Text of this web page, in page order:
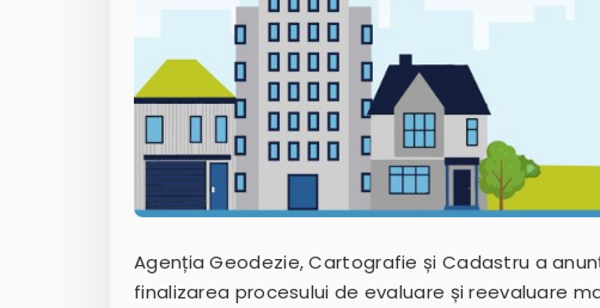
Agenția Geodezie, Cartografie și Cadastru a
finalizarea procesului de evaluare și reevaluare